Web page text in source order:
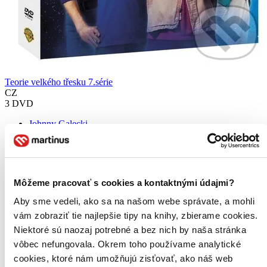
Môžeme pracovať s cookies a kontaktnými údajmi?
Aby sme vedeli, ako sa na našom webe správate, a mohli
vám zobraziť tie najlepšie tipy na knihy, zbierame cookies.
Niektoré sú naozaj potrebné a bez nich by naša stránka
vôbec nefungovala. Okrem toho používame analytické
cookies, ktoré nám umožňujú zisťovať, ako náš web
Teorie velkého třesku 7.série
CZ
3 DVD
Johnny Galecki
Jim Parsons
Kaley Cuoco-Sweeting
Simon Helberg
ďalší
7. diel sérieTeorie velkého třesku
Kompletní sedmá sezóna...
11,10 €
Do 3 – 5 dní